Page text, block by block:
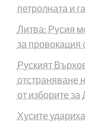
петролната и
Литва: Русия
за
Руският
отстраняване
от изборите
Хусите